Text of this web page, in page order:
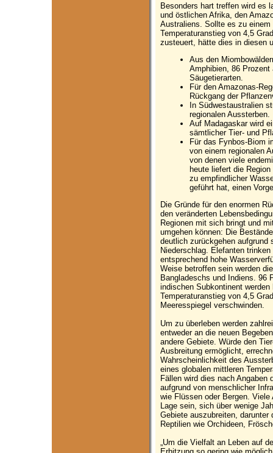
Besonders hart treffen wird es
und östlichen Afrika, den
Australiens. Sollte es zu
Temperaturanstieg von 4,5
zusteuert, hätte dies in diesen
Aus den
Amphibien, 86 Prozent
Säugetierarten.
Für den Amazonas-
Rückgang der
In Südwestaustralien
regionalen Aussterben.
Auf Madagaskar wird
sämtlicher Tier- und
Für das Fynbos-Biom
von einem regionalen
von denen viele
heute liefert die
zu empfindlicher
geführt hat, einen
Die Gründe für den enormen
den veränderten
Regionen mit sich bringt und
umgehen können: Die
deutlich zurückgehen aufgrund
Niederschlag. Elefanten
entsprechend hohe
Weise betroffen sein werden
Bangladeschs und Indiens. 96
indischen Subkontinent
Temperaturanstieg von 4,5
Meeresspiegel verschwinden.
Um zu überleben werden
entweder an die neuen
andere Gebiete. Würde den
Ausbreitung ermöglicht,
Wahrscheinlichkeit des
eines globalen mittleren
Fällen wird dies nach Angaben
aufgrund von menschlicher
wie Flüssen oder Bergen.
Lage sein, sich über wenige
Gebiete auszubreiten,
Reptilien wie Orchideen,
„Um die Vielfalt an Leben auf